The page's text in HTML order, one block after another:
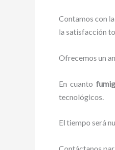
Contamos con
la satisfacción
Ofrecemos un
En cuanto
tecnológicos.
El tiempo será